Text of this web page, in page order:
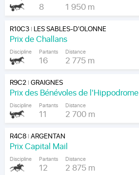
8 1 950 m
R10C3| LES SABLES-D'OLONNE
Prix de Challans
Discipline Partants
16
Distance
2 775 m
R9C2|GRAIGNES
Prix des Bénévoles de l'Hippodrome
Discipline Partants
11
Distance
2 700 m
R4C8|ARGENTAN
Prix Capital Mail
Discipline Partants
12
Distance
2 875 m